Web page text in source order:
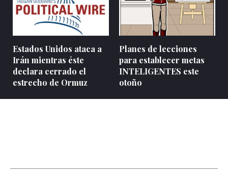
Estados Unidos ataca a
Irán mientras éste
declara cerrado el
estrecho de Ormuz
Planes de lecciones
para establecer metas
INTELIGENTES este
otoño